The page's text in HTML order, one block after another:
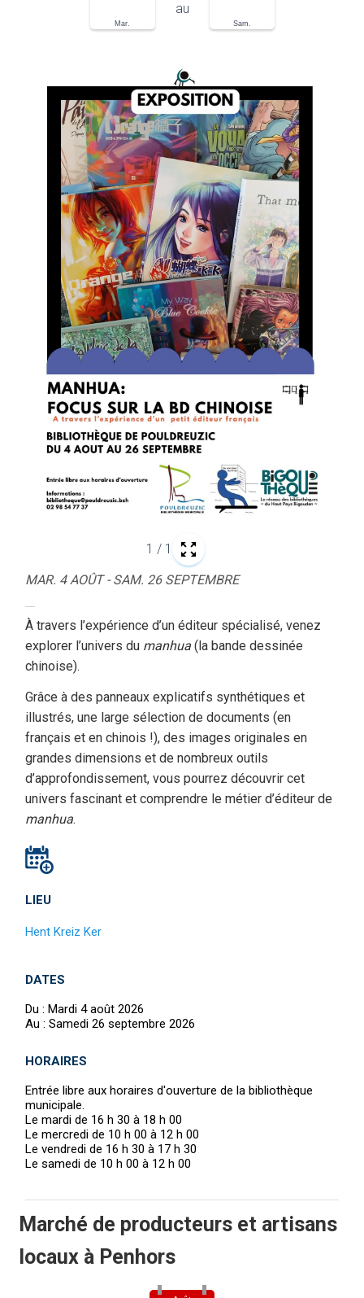
Mar.
au
Sam.
1 / 1
MAR. 4 AOÛT - SAM. 26 SEPTEMBRE
À travers l’expérience d’un éditeur spécialisé, venez
explorer l’univers du manhua (la bande dessinée
chinoise).
Grâce à des panneaux explicatifs synthétiques et
illustrés, une large sélection de documents (en
français et en chinois !), des images originales en
grandes dimensions et de nombreux outils
d’approfondissement, vous pourrez découvrir cet
univers fascinant et comprendre le métier d’éditeur de
manhua.
LIEU
Hent Kreiz Ker
DATES
Du : Mardi 4 août 2026
Au : Samedi 26 septembre 2026
HORAIRES
Entrée libre aux horaires d'ouverture de la bibliothèque
municipale.
Le mardi de 16 h 30 à 18 h 00
Le mercredi de 10 h 00 à 12 h 00
Le vendredi de 16 h 30 à 17 h 30
Le samedi de 10 h 00 à 12 h 00
Marché de producteurs et artisans
locaux à Penhors